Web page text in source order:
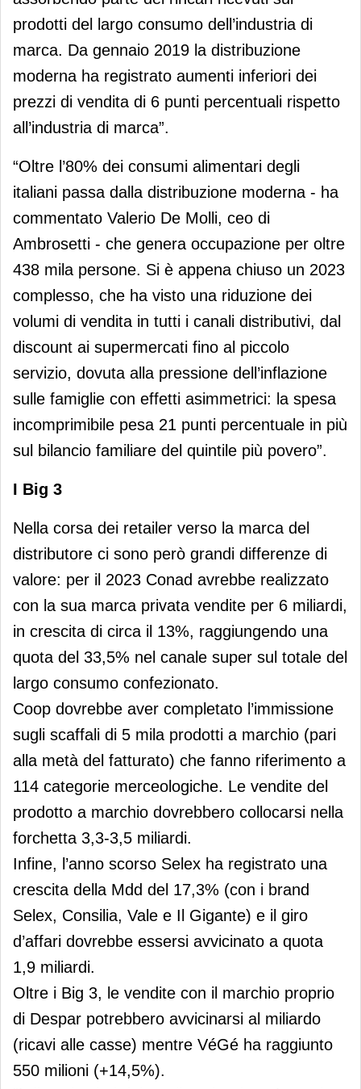
prodotti del largo consumo dell’industria di
marca. Da gennaio 2019 la distribuzione
moderna ha registrato aumenti inferiori dei
prezzi di vendita di 6 punti percentuali rispetto
all’industria di marca”.
“Oltre l’80% dei consumi alimentari degli
italiani passa dalla distribuzione moderna - ha
commentato Valerio De Molli, ceo di
Ambrosetti - che genera occupazione per oltre
438 mila persone. Si è appena chiuso un 2023
complesso, che ha visto una riduzione dei
volumi di vendita in tutti i canali distributivi, dal
discount ai supermercati fino al piccolo
servizio, dovuta alla pressione dell’inflazione
sulle famiglie con effetti asimmetrici: la spesa
incomprimibile pesa 21 punti percentuale in più
sul bilancio familiare del quintile più povero”.
I Big 3
Nella corsa dei retailer verso la marca del
distributore ci sono però grandi differenze di
valore: per il 2023 Conad avrebbe realizzato
con la sua marca privata vendite per 6 miliardi,
in crescita di circa il 13%, raggiungendo una
quota del 33,5% nel canale super sul totale del
largo consumo confezionato.
Coop dovrebbe aver completato l’immissione
sugli scaffali di 5 mila prodotti a marchio (pari
alla metà del fatturato) che fanno riferimento a
114 categorie merceologiche. Le vendite del
prodotto a marchio dovrebbero collocarsi nella
forchetta 3,3-3,5 miliardi.
Infine, l’anno scorso Selex ha registrato una
crescita della Mdd del 17,3% (con i brand
Selex, Consilia, Vale e Il Gigante) e il giro
d’affari dovrebbe essersi avvicinato a quota
1,9 miliardi.
Oltre i Big 3, le vendite con il marchio proprio
di Despar potrebbero avvicinarsi al miliardo
(ricavi alle casse) mentre VéGé ha raggiunto
550 milioni (+14,5%).